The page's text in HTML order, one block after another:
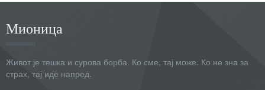
Мионица
Живот је тешка и сурова борба. Ко сме, тај може. Ко не зна за
страх, тај иде напред.